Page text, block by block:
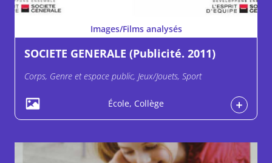
Images/Films analysés
SOCIETE GENERALE (Publicité. 2011)
Corps, Genre et espace public, Jeux/Jouets, Sport
École, Collège